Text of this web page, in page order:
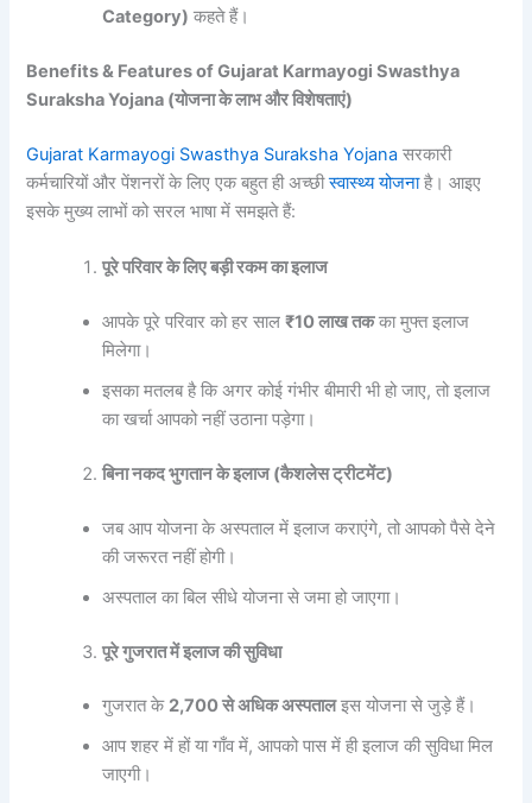
Category) कहते हैं।
Benefits & Features of Gujarat Karmayogi Swasthya
Suraksha Yojana (योजना के लाभ और विशेषताएं)
Gujarat Karmayogi Swasthya Suraksha Yojana सरकारी
कर्मचारियों और पेंशनरों के लिए एक बहुत ही अच्छीस्वास्थ्य योजनाहै। आइए
इसके मुख्य लाभों को सरल भाषा में समझते हैं:
पूरे परिवार के लिए बड़ी रकम का इलाज
आपके पूरे परिवार को हर साल₹10 लाख तकका मुफ्त इलाज
मिलेगा।
इसका मतलब है कि अगर कोई गंभीर बीमारी भी हो जाए, तो इलाज
का खर्चा आपको नहीं उठाना पड़ेगा।
बिना नकद भुगतान के इलाज (कैशलेस ट्रीटमेंट)
जब आप योजना के अस्पताल में इलाज कराएंगे, तो आपको पैसे देने
की जरूरत नहीं होगी।
अस्पताल का बिल सीधे योजना से जमा हो जाएगा।
पूरे गुजरात में इलाज की सुविधा
गुजरात के 2,700 से अधिक अस्पतालइस योजना से जुड़े हैं।
आप शहर में हों या गाँव में, आपको पास में ही इलाज की सुविधा मिल
जाएगी।